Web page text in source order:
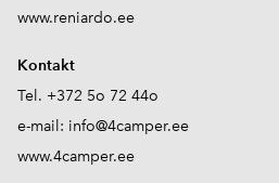
www.reniardo.ee
Kontakt
Tel. +372 5o 72 44o
e-mail: info@4camper.ee
www.4camper.ee